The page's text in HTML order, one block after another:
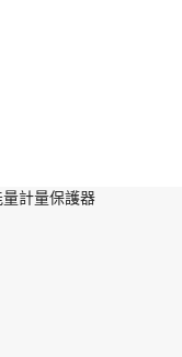
計量保護器